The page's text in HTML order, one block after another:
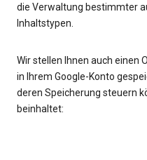
die Verwaltung bestimmter
Inhaltstypen.
Wir stellen Ihnen auch einen
in Ihrem Google-Konto
deren Speicherung steuern
beinhaltet: